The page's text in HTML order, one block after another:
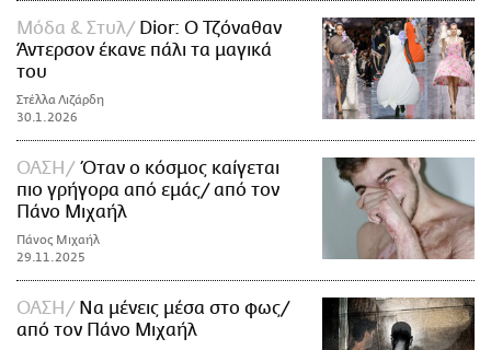
Μόδα & Στυλ
Dior: Ο Τζόναθαν
Άντερσον έκανε πάλι τα μαγικά
του
Στέλλα Λιζάρδη
30.1.2026
ΟΑΣΗ
Όταν ο κόσμος καίγεται
πιο γρήγορα από εμάς/ από τον
Πάνο Μιχαήλ
Πάνος Μιχαήλ
29.11.2025
ΟΑΣΗ
Nα μένεις μέσα στο φως/
από τον Πάνο Μιχαήλ